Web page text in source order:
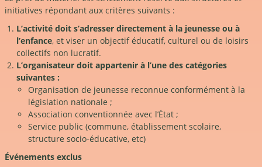
initiatives répondant aux critères suivants :
L’activité doit s’adresser directement à la jeunesse ou à
l’enfance, et viser un objectif éducatif, culturel ou de loisirs
collectifs non lucratif.
L’organisateur doit appartenir à l’une des catégories
suivantes :
Organisation de jeunesse reconnue conformément à la
législation nationale ;
Association conventionnée avec l’État ;
Service public (commune, établissement scolaire,
structure socio-éducative, etc)
Événements exclus